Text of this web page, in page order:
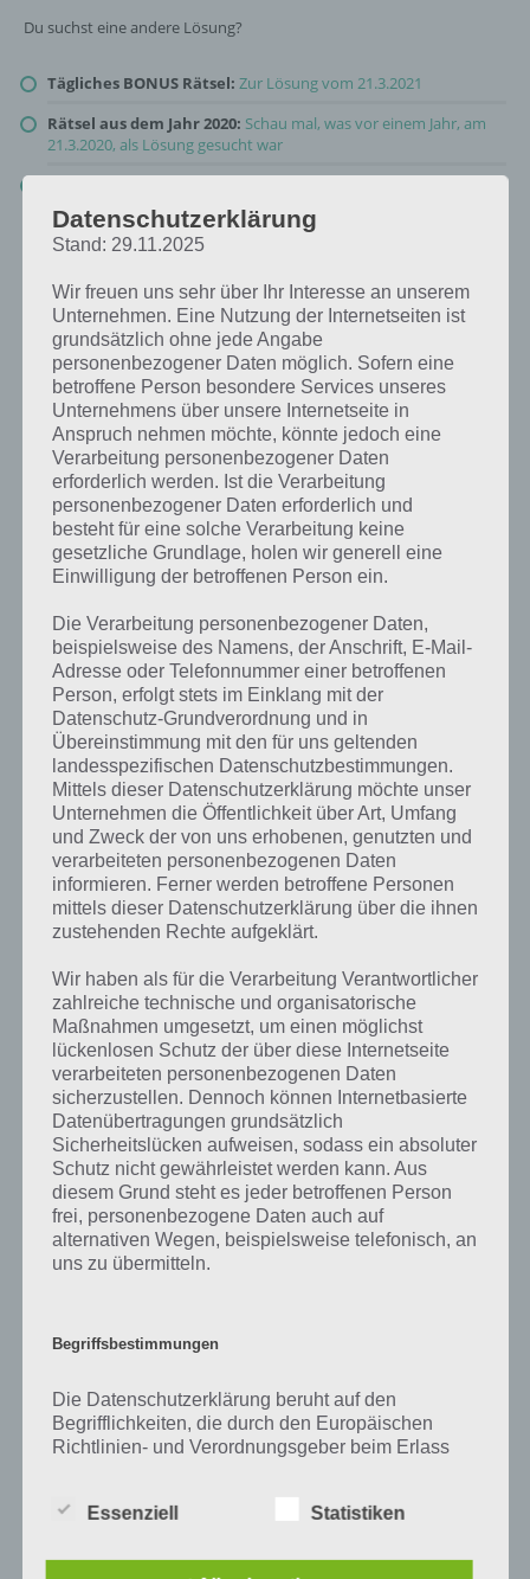
Du suchst eine andere Lösung?
Tägliches BONUS Rätsel: Zur Lösung vom 21.3.2021
Rätsel aus dem Jahr 2020: Schau mal, was vor einem Jahr, am
21.3.2020, als Lösung gesucht war
Kurze Begriffserklärung zur Lösung Hase
Hase ist die Lösung für das tägliche Rätsel am 21.3.2021 in 4 Bilder 1
Wort, doch welche Bedeutung hat dieses eigentlich und was gibt es
dazu zu wissen? Passt das Wort auch zu Ruf der Natur? Zu
kurze Begriffserklärung!
Zu Hase haben wir zunächst keine weiteren Informationen parat!
Auf WhatsApp teilen Teilen auf Facebook
Tweet auf Twitter
Datenschutzerklärung
Stand: 29.11.2025
Wir freuen uns sehr über Ihr Interesse an unserem
Unternehmen. Eine Nutzung der Internetseiten ist
grundsätzlich ohne jede Angabe
personenbezogener Daten möglich. Sofern eine
betroffene Person besondere Services unseres
Unternehmens über unsere Internetseite in
Anspruch nehmen möchte, könnte jedoch eine
Verarbeitung personenbezogener Daten
erforderlich werden. Ist die Verarbeitung
personenbezogener Daten erforderlich und
besteht für eine solche Verarbeitung keine
gesetzliche Grundlage, holen wir generell eine
Einwilligung der betroffenen Person ein.
Die Verarbeitung personenbezogener Daten,
beispielsweise des Namens, der Anschrift, E-Mail-
Adresse oder Telefonnummer einer betroffenen
Person, erfolgt stets im Einklang mit der
Datenschutz-Grundverordnung und in
Übereinstimmung mit den für uns geltenden
landesspezifischen Datenschutzbestimmungen.
Mittels dieser Datenschutzerklärung möchte unser
Unternehmen die Öffentlichkeit über Art, Umfang
und Zweck der von uns erhobenen, genutzten und
verarbeiteten personenbezogenen Daten
informieren. Ferner werden betroffene Personen
mittels dieser Datenschutzerklärung über die ihnen
zustehenden Rechte aufgeklärt.
Wir haben als für die Verarbeitung Verantwortlicher
zahlreiche technische und organisatorische
Maßnahmen umgesetzt, um einen möglichst
lückenlosen Schutz der über diese Internetseite
verarbeiteten personenbezogenen Daten
sicherzustellen. Dennoch können Internetbasierte
Datenübertragungen grundsätzlich
Sicherheitslücken aufweisen, sodass ein absoluter
Schutz nicht gewährleistet werden kann. Aus
diesem Grund steht es jeder betroffenen Person
frei, personenbezogene Daten auch auf
alternativen Wegen, beispielsweise telefonisch, an
uns zu übermitteln.
Begriffsbestimmungen
Die Datenschutzerklärung beruht auf den
Begrifflichkeiten, die durch den Europäischen
Richtlinien- und Verordnungsgeber beim Erlass
soll sowohl für die Öffentlichkeit als auch für
lesbar und verständlich sein. Um dies zu
Essenziell Statistiken